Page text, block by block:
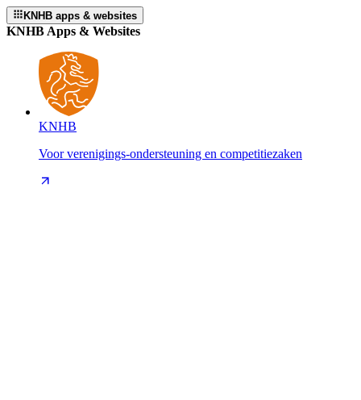
KNHB apps & websites
KNHB Apps & Websites
KNHB
Voor verenigings-ondersteuning en competitiezaken